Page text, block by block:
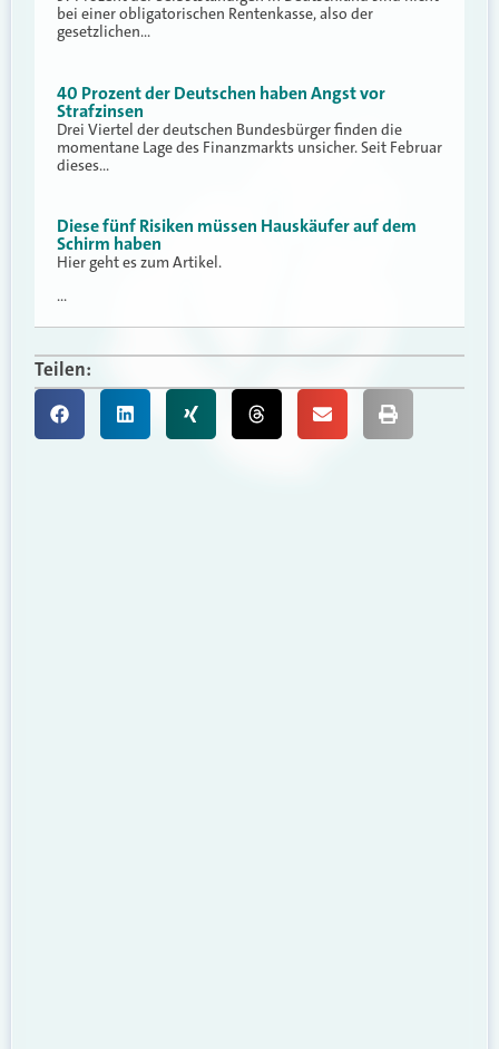
bei einer obligatorischen Rentenkasse, also der
gesetzlichen…
40 Prozent der Deutschen haben Angst vor
Strafzinsen
Drei Viertel der deutschen Bundesbürger finden die
momentane Lage des Finanzmarkts unsicher. Seit Februar
dieses…
Diese fünf Risiken müssen Hauskäufer auf dem
Schirm haben
Hier geht es zum Artikel.
…
Teilen: